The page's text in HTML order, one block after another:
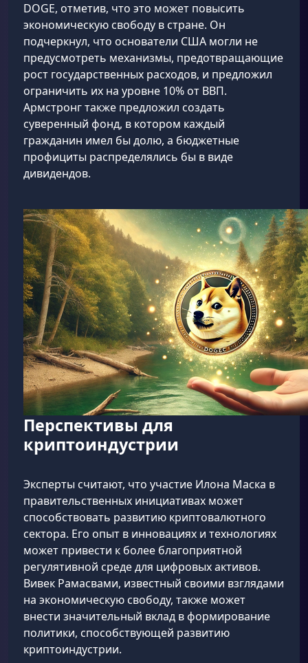
DOGE, отметив, что это может повысить
экономическую свободу в стране. Он
подчеркнул, что основатели США могли не
предусмотреть механизмы, предотвращающие
рост государственных расходов, и предложил
ограничить их на уровне 10% от ВВП.
Армстронг также предложил создать
суверенный фонд, в котором каждый
гражданин имел бы долю, а бюджетные
профициты распределялись бы в виде
дивидендов.
Перспективы для
криптоиндустрии
Эксперты считают, что участие Илона Маска в
правительственных инициативах может
способствовать развитию криптовалютного
сектора. Его опыт в инновациях и технологиях
может привести к более благоприятной
регулятивной среде для цифровых активов.
Вивек Рамасвами, известный своими взглядами
на экономическую свободу, также может
внести значительный вклад в формирование
политики, способствующей развитию
криптоиндустрии.